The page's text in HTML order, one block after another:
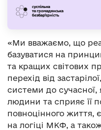
«Ми вважаємо, що
базуватися на
та кращих світових
перехід від
системи до сучасної,
людини та сприяє її
повноцінного життя,
на логіці МКФ, а